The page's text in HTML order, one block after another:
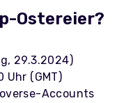
Ostereier?
29.3.2024)
(GMT)
Accounts